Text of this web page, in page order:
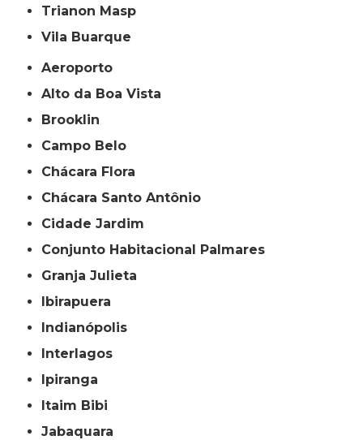
Trianon Masp
Vila Buarque
Aeroporto
Alto da Boa Vista
Brooklin
Campo Belo
Chácara Flora
Chácara Santo Antônio
Cidade Jardim
Conjunto Habitacional Palmares
Granja Julieta
Ibirapuera
Indianópolis
Interlagos
Ipiranga
Itaim Bibi
Jabaquara